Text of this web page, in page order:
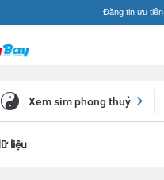
Đăng tin ưu tiên
Xem sim phong thuỷ
liệu